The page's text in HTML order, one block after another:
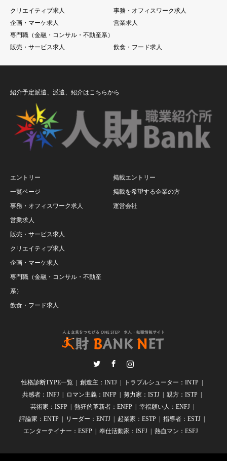
クリエイティブ求人
事務・オフィスワーク求人
企画・マーケ求人
営業求人
専門職（金融・コンサル・不動産系）
販売・サービス求人
飲食・フード求人
紹介予定派遣、派遣、紹介はこちらから
エントリー
一覧ページ
事務・オフィスワーク求人
営業求人
販売・サービス求人
クリエイティブ求人
企画・マーケ求人
専門職（金融・コンサル・不動産
系）
飲食・フード求人
掲載エントリー
掲載を希望する企業の方
運営会社
性格診断TYPE一覧 創造主：INTJ
トラブルシューター：INTP
共感者：INFJ
ロマン主義：INFP 努力家：ISTJ
親方：ISTP
芸術家：ISFP
熱狂的革新者：ENFP
幸福願い人：ENFJ
評論家：ENTP
リーダー：ENTJ 起業家：ESTP
指導者：ESTJ
エンターテイナー：ESFP
奉仕活動家：ISFJ 熱血マン：ESFJ